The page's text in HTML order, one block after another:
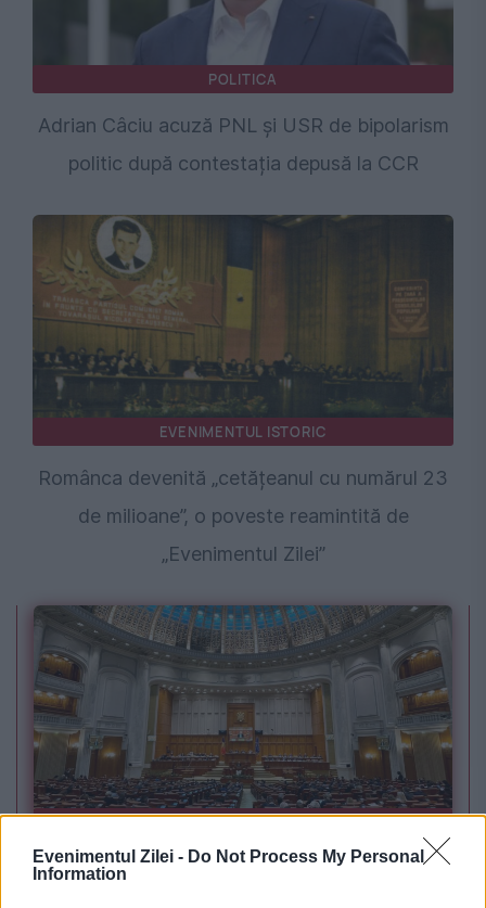
Evenimentul Zilei - Do Not Process My Personal
Information
POLITICA
Adrian Câciu acuză PNL și USR de bipolarism
politic după contestația depusă la CCR
EVENIMENTUL ISTORIC
Românca devenită „cetățeanul cu numărul 23
de milioane”, o poveste reamintită de
„Evenimentul Zilei”
POLITICA
Sorin Grindeanu: Parlamentul a evitat